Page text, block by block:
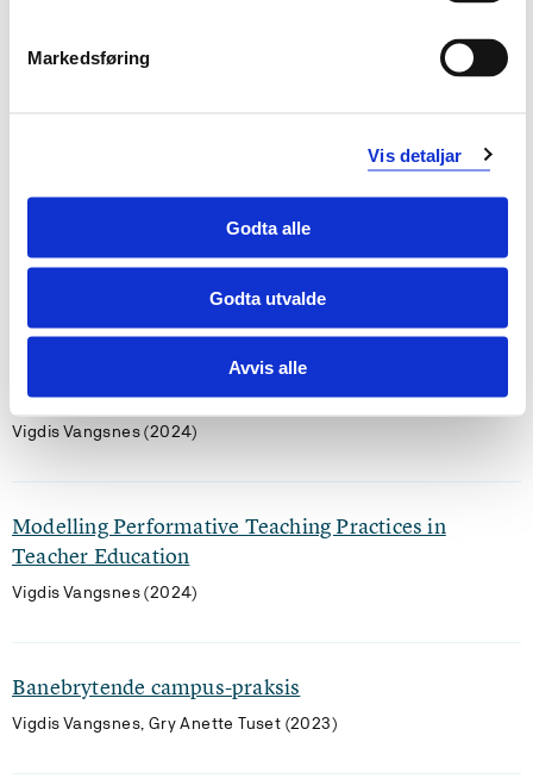
Markedsføring
Vis detaljar
Godta alle
Godta utvalde
Avvis alle
The Purposes and Challenges when Modelling
Teaching as a Trigger of Rehearsing in Teacher
Education (A substudy of Rehearsing Teaching
Professionally – ReTPro)
Vigdis Vangsnes (2024)
Modelling Performative Teaching Practices in
Teacher Education
Vigdis Vangsnes (2024)
Banebrytende campus-praksis
Vigdis Vangsnes, Gry Anette Tuset (2023)